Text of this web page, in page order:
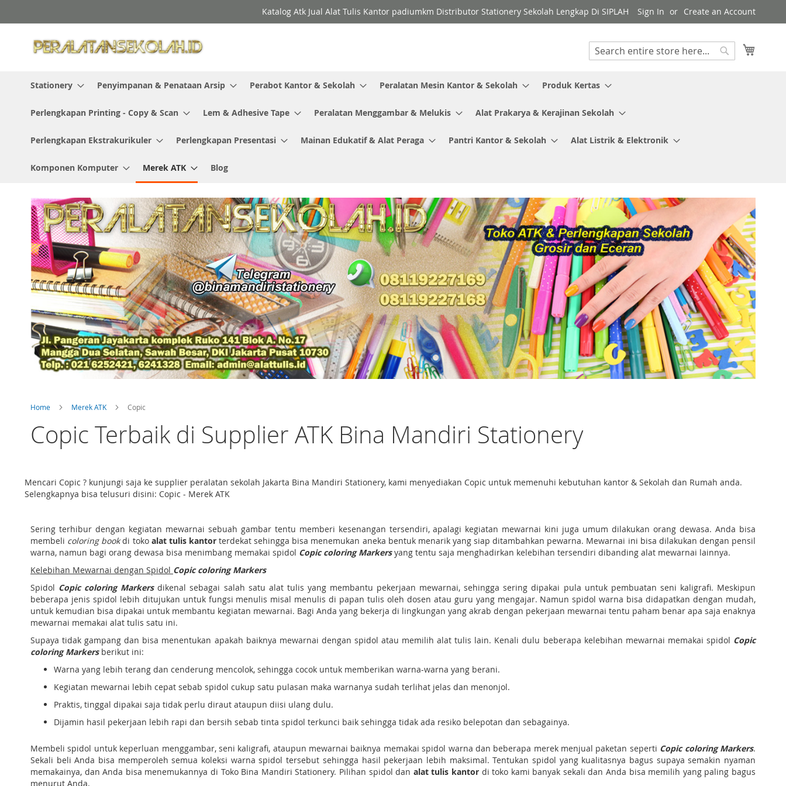
to
Katalog Atk Jual Alat Tulis Kantor padiumkm Distributor Stationery Sekolah Lengkap Di SIPLAH Sign In Create an Account
Search
Stationery
Penyimpanan & Penataan Arsip Perabot Kantor & Sekolah Peralatan Mesin Kantor & Sekolah Produk Kertas
Perlengkapan Printing - Copy & Scan Lem & Adhesive Tape Peralatan Menggambar & Melukis Alat Prakarya & Kerajinan Sekolah
Perlengkapan Ekstrakurikuler Perlengkapan Presentasi Mainan Edukatif & Alat Peraga Pantri Kantor & Sekolah Alat Listrik & Elektronik
Komponen Komputer Merek ATK Blog
Home Merek ATK Copic
Copic Terbaik di Supplier ATK Bina Mandiri Stationery
Mencari Copic ? kunjungi saja ke supplier peralatan sekolah Jakarta Bina Mandiri Stationery, kami menyediakan Copic untuk memenuhi kebutuhan kantor & Sekolah dan Rumah anda.
Selengkapnya bisa telusuri disini: Copic - Merek ATK
Sering terhibur dengan kegiatan mewarnai sebuah gambar tentu memberi kesenangan tersendiri, apalagi kegiatan mewarnai kini juga umum dilakukan orang dewasa. Anda bisa
membeli coloring bookdi toko alat tulis kantor terdekat sehingga bisa menemukan aneka bentuk menarik yang siap ditambahkan pewarna. Mewarnai ini bisa dilakukan dengan pensil
warna, namun bagi orang dewasa bisa menimbang memakai spidol Copic coloring Markersyang tentu saja menghadirkan kelebihan tersendiri dibanding alat mewarnai lainnya.
Kelebihan Mewarnai dengan Spidol Copic coloring Markers
Spidol Copic coloring Markersdikenal sebagai salah satu alat tulis yang membantu pekerjaan mewarnai, sehingga sering dipakai pula untuk pembuatan seni kaligrafi. Meskipun
beberapa jenis spidol lebih ditujukan untuk fungsi menulis misal menulis di papan tulis oleh dosen atau guru yang mengajar. Namun spidol warna bisa didapatkan dengan mudah,
untuk kemudian bisa dipakai untuk membantu kegiatan mewarnai. Bagi Anda yang bekerja di lingkungan yang akrab dengan pekerjaan mewarnai tentu paham benar apa saja enaknya
mewarnai memakai alat tulis satu ini.
Supaya tidak gampang dan bisa menentukan apakah baiknya mewarnai dengan spidol atau memilih alat tulis lain. Kenali dulu beberapa kelebihan mewarnai memakai spidol Copic
coloring Markersberikut ini:
Warna yang lebih terang dan cenderung mencolok, sehingga cocok untuk memberikan warna-warna yang berani.
Kegiatan mewarnai lebih cepat sebab spidol cukup satu pulasan maka warnanya sudah terlihat jelas dan menonjol.
Praktis, tinggal dipakai saja tidak perlu diraut ataupun diisi ulang dulu.
Dijamin hasil pekerjaan lebih rapi dan bersih sebab tinta spidol terkunci baik sehingga tidak ada resiko belepotan dan sebagainya.
Membeli spidol untuk keperluan menggambar, seni kaligrafi, ataupun mewarnai baiknya memakai spidol warna dan beberapa merek menjual paketan seperti Copic coloring Markers.
Sekali beli Anda bisa memperoleh semua koleksi warna spidol tersebut sehingga hasil pekerjaan lebih maksimal. Tentukan spidol yang kualitasnya bagus supaya semakin nyaman
memakainya, dan Anda bisa menemukannya di Toko Bina Mandiri Stationery. Pilihan spidol dan alat tulis kantor di toko kami banyak sekali dan Anda bisa memilih yang paling bagus
menurut Anda.